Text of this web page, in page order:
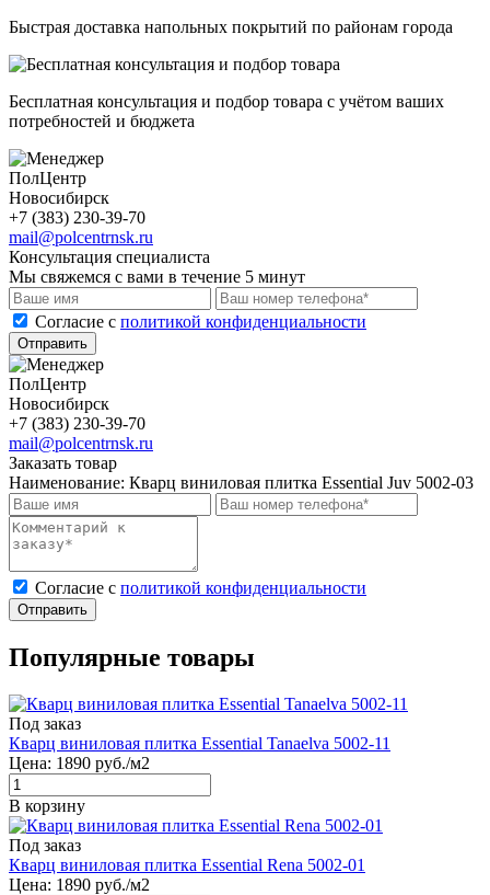
Быстрая доставка напольных покрытий по районам города
Бесплатная консультация и подбор товара с учётом ваших
потребностей и бюджета
ПолЦентр
Новосибирск
+7 (383) 230-39-70
mail@polcentrnsk.ru
Консультация специалиста
Мы свяжемся с вами в течение 5 минут
Cогласие с политикой конфиденциальности
Отправить
ПолЦентр
Новосибирск
+7 (383) 230-39-70
mail@polcentrnsk.ru
Заказать товар
Наименование: Кварц виниловая плитка Essential Juv 5002-03
Cогласие с политикой конфиденциальности
Отправить
Популярные товары
Под заказ
Кварц виниловая плитка Essential Tanaelva 5002-11
Цена: 1890 руб./м2
В корзину
Под заказ
Кварц виниловая плитка Essential Rena 5002-01
Цена: 1890 руб./м2